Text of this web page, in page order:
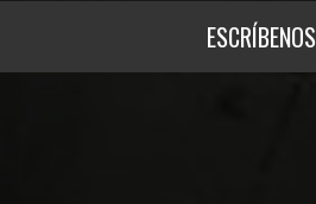
ESCRÍBENOS